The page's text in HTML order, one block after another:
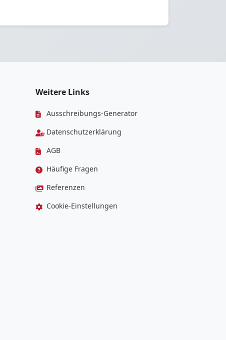
Weitere Links
Ausschreibungs-Generator
Datenschutzerklärung
AGB
Häufige Fragen
Referenzen
Cookie-Einstellungen